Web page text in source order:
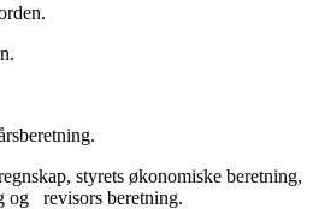
styrets økonomiske beretning,
og revisors beretning.